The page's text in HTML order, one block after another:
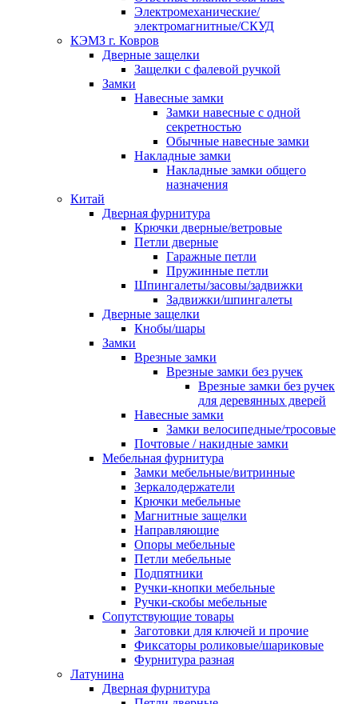
Электромеханические/
электромагнитные/СКУД
КЭМЗ г. Ковров
Дверные защелки
Защелки с фалевой ручкой
Замки
Навесные замки
Замки навесные с одной
секретностью
Обычные навесные замки
Накладные замки
Накладные замки общего
назначения
Китай
Дверная фурнитура
Крючки дверные/ветровые
Петли дверные
Гаражные петли
Пружинные петли
Шпингалеты/засовы/задвижки
Задвижки/шпингалеты
Дверные защелки
Кнобы/шары
Замки
Врезные замки
Врезные замки без ручек
Врезные замки без ручек
для деревянных дверей
Навесные замки
Замки велосипедные/тросовые
Почтовые / накидные замки
Мебельная фурнитура
Замки мебельные/витринные
Зеркалодержатели
Крючки мебельные
Магнитные защелки
Направляющие
Опоры мебельные
Петли мебельные
Подпятники
Ручки-кнопки мебельные
Ручки-скобы мебельные
Сопутствующие товары
Заготовки для ключей и прочие
Фиксаторы роликовые/шариковые
Фурнитура разная
Латунина
Дверная фурнитура